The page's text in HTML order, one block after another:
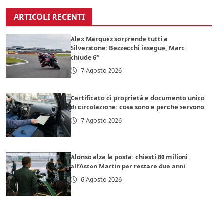
ARTICOLI RECENTI
Alex Marquez sorprende tutti a
Silverstone: Bezzecchi insegue, Marc
chiude 6°
7 Agosto 2026
Certificato di proprietà e documento unico
di circolazione: cosa sono e perché servono
7 Agosto 2026
Alonso alza la posta: chiesti 80 milioni
all’Aston Martin per restare due anni
6 Agosto 2026